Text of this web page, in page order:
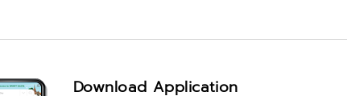
Download Application